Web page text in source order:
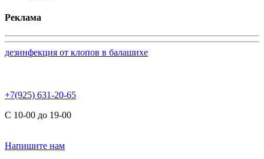
Реклама
дезинфекция от клопов в балашихе
+7(925) 631-20-65
С 10-00 до 19-00
Напишите нам